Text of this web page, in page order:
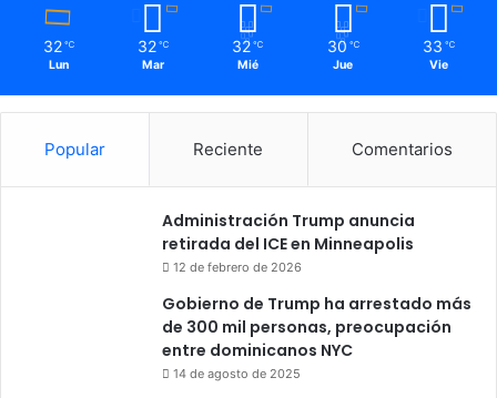
32 ℃
Lun
32 ℃
Mar
32 ℃
Mié
30 ℃
Jue
33 ℃
Vie
Popular Reciente Comentarios
Administración Trump anuncia
retirada del ICE en Minneapolis
12 de febrero de 2026
Gobierno de Trump ha arrestado más
de 300 mil personas, preocupación
entre dominicanos NYC
14 de agosto de 2025